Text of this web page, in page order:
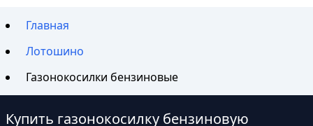
Главная
Лотошино
Газонокосилки бензиновые
Купить газонокосилку бензиновую